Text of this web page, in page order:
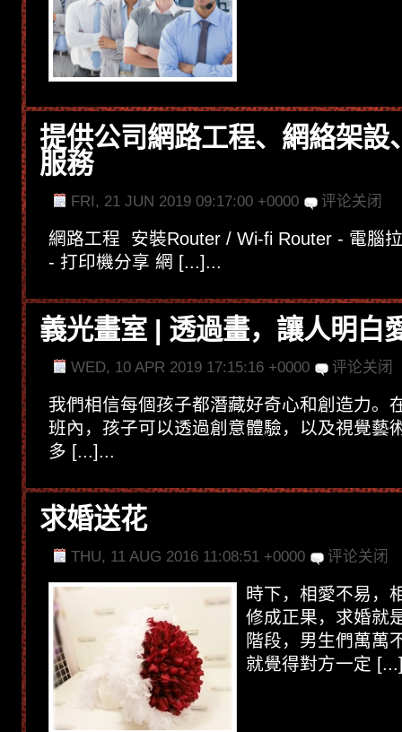
提供公司網路工程、網絡架設
服務
FRI, 21 JUN 2019 09:17:00 +0000 评论关闭
網路工程 安裝Router / Wi-fi Router - 電腦
- 打印機分享 網 [...]...
義光畫室 | 透過畫，讓人明白
WED, 10 APR 2019 17:15:16 +0000 评论关闭
我們相信每個孩子都潛藏好奇心和創造力。
班內，孩子可以透過創意體驗，以及視覺藝
多 [...]...
求婚送花
THU, 11 AUG 2016 11:08:51 +0000 评论关闭
時下，相愛不易，
修成正果，求婚就
階段，男生們萬萬
就覺得對方一定